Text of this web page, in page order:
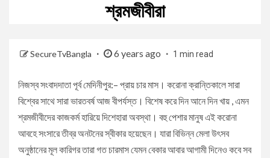
শ্রমজীবীরা
SecureTvBangla 6 years ago 1 min read
নিজস্ব সংবাদদাতা পূর্ব মেদিনীপুর:– প্রায় চার মাস। করোনা ক্রান্তিকালে সারা
বিশ্বের সাথে সারা ভারতবর্ষ আজ বীপর্যস্ত। বিশেষ করে দিন আনে দিন খায় , এমন
শ্রমজীবীদের কাজকর্ম হারিয়ে দিশেহারা অবস্থা। বহু পেশার মানুষ এই করোনা
আবহে সংসারে তীব্র অনটনের স্বীকার হয়েছেন। যারা বিভিন্ন মেলা উৎসব
অনুষ্ঠানের মূল কারিগর তারা গত চারমাস যেমন বেকার আবার আগামী দিনেও কবে সব